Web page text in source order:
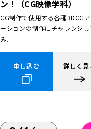
ン！（CG映像学科）
CG制作で使用する各種3DCG
ーションの制作にチャレンジし
み...
申し込む 詳しく見